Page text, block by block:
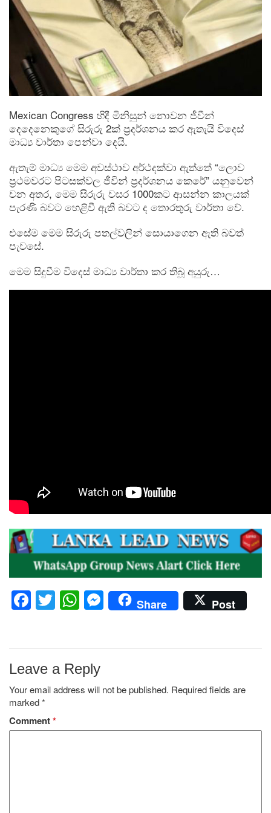
Mexican Congress හිදී මිනිසුන් නොවන ජීවීන්
දෙදෙනෙකුගේ සිරුරු 2ක් ප්‍රදර්ශනය කර ඇතැයි විදෙස්
මාධ්‍ය වාර්තා පෙන්වා දෙයි.
ඇතැම් මාධ්‍ය මෙම අවස්ථාව අර්ථදක්වා ඇත්තේ “ලොව
ප්‍රථමවරට පිටසක්වල ජීවින් ප්‍රදර්ශනය කෙරේ” යනුවෙන්
වන අතර, මෙම සිරුරු වසර 1000කට ආසන්න කාලයක්
පැරණි බවට හෙළිවී ඇති බවට ද තොරතුරු වාර්තා වේ.
එසේම මෙම සිරුරු පතල්වලින් සොයාගෙන ඇති බවත්
පැවසේ.
මෙම සිදුවීම විදෙස් මාධ්‍ය වාර්තා කර තිබූ අයුරු…
Facebook
Twitter
WhatsApp
Messenger
Share Post
Leave a Reply
Your email address will not be published. Required fields are
marked*
Comment*